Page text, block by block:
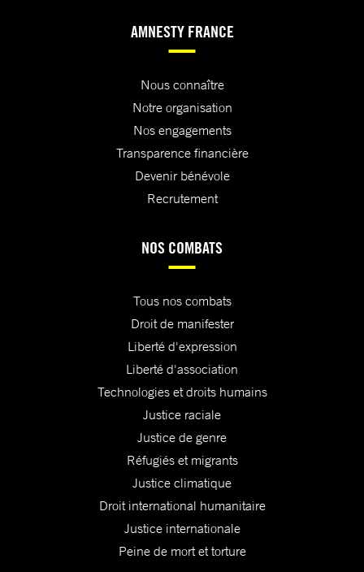
AMNESTY FRANCE
Nous connaître
Notre organisation
Nos engagements
Transparence financière
Devenir bénévole
Recrutement
NOS COMBATS
Tous nos combats
Droit de manifester
Liberté d'expression
Liberté d'association
Technologies et droits humains
Justice raciale
Justice de genre
Réfugiés et migrants
Justice climatique
Droit international humanitaire
Justice internationale
Peine de mort et torture